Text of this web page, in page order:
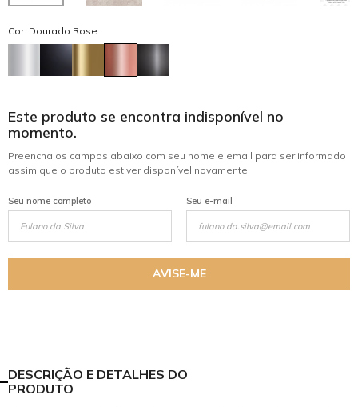
Cor: Dourado Rose
Este produto se encontra indisponível no
momento.
Preencha os campos abaixo com seu nome e email para ser informado
assim que o produto estiver disponível novamente:
Seu nome completo Seu e-mail
AVISE-ME
DESCRIÇÃO E DETALHES DO
PRODUTO